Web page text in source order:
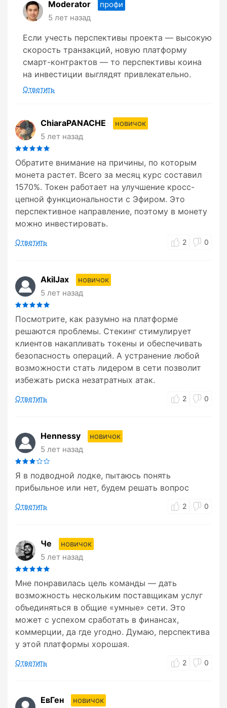
Moderator
профи
5 лет назад
Если учесть перспективы проекта — высокую
скорость транзакций, новую платформу
смарт-контрактов — то перспективы коина
на инвестиции выглядят привлекательно.
Ответить
ChiaraPANACHE
новичок
5 лет назад
Обратите внимание на причины, по которым
монета растет. Всего за месяц курс составил
1570%. Токен работает на улучшение кросс-
цепной функциональности с Эфиром. Это
перспективное направление, поэтому в монету
можно инвестировать.
Ответить 2 0
AkilJax
новичок
5 лет назад
Посмотрите, как разумно на платформе
решаются проблемы. Стекинг стимулирует
клиентов накапливать токены и обеспечивать
безопасность операций. А устранение любой
возможности стать лидером в сети позволит
избежать риска незатратных атак.
Ответить 2 0
Hennessy
новичок
5 лет назад
Я в подводной лодке, пытаюсь понять
прибыльное или нет, будем решать вопрос
Ответить 2 0
Че
новичок
5 лет назад
Мне понравилась цель команды — дать
возможность нескольким поставщикам услуг
объединяться в общие «умные» сети. Это
может с успехом сработать в финансах,
коммерции, да где угодно. Думаю, перспектива
у этой платформы хорошая.
Ответить 2 0
ЕвГен
новичок